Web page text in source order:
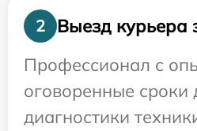
2
Выезд курьера
Профессионал с
оговоренные сроки
диагностики